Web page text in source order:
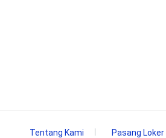
Tentang Kami Pasang Loker